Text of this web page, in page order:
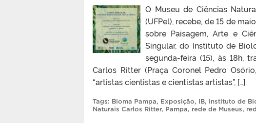
O Museu de Ciências
(UFPel), recebe, de 15 de
sobre Paisagem, Arte e
Singular, do Instituto de
segunda-feira (15), às 18h,
Carlos Ritter (Praça Coronel Pedro
“artistas cientistas e cientistas artistas”, […]
Tags: Bioma Pampa, Exposição, IB, Instituto de
Naturais Carlos Ritter, Pampa, rede de Museus,